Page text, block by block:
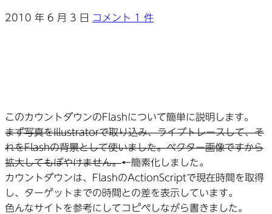
2010 年 6 月 3 日 コメント 1 件
このカウントダウンのFlashについて簡単に説明します。
まず写真をIllustratorで取り込み、ライブトレースして、そ
れをFlashの背景として使いました。ベクター画像ですから
拡大してもぼやけません。←簡素化しました。
カウントダウンは、FlashのActionScriptで現在時間を取得
し、ターゲットまでの時間との差を表示しています。
色んなサイトを参考にしてコピペしながら書きました。